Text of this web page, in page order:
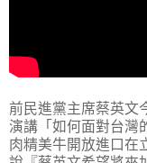
前民進黨主席蔡英文
演講「如何面對台灣
肉精美牛開放進口在